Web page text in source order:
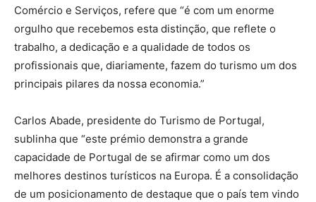
Comércio e Serviços, refere que “é com um enorme
orgulho que recebemos esta distinção, que reflete o
trabalho, a dedicação e a qualidade de todos os
profissionais que, diariamente, fazem do turismo um dos
principais pilares da nossa economia.”
Carlos Abade, presidente do Turismo de Portugal,
sublinha que “este prémio demonstra a grande
capacidade de Portugal de se afirmar como um dos
melhores destinos turísticos na Europa. É a consolidação
de um posicionamento de destaque que o país tem vindo